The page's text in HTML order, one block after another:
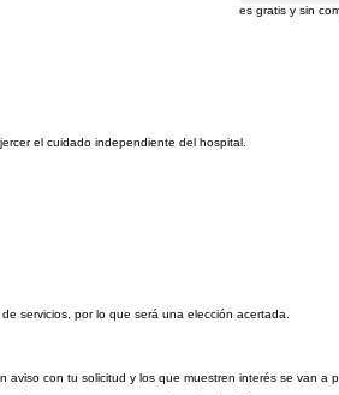
es gratis y sin
el cuidado independiente del hospital.
servicios, por lo que será una elección acertada.
con tu solicitud y los que muestren interés se van